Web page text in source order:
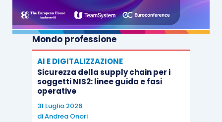
Mondo professione
AI E DIGITALIZZAZIONE
Sicurezza della supply chain per i
soggetti NIS2: linee guida e fasi
operative
31 Luglio 2026
diAndrea Onori